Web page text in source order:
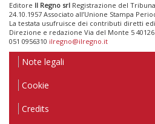
Editore Il Regno srl Registrazione del
24.10.1957 Associato all’Unione Stampa
La testata usufruisce dei contributi diretti
Direzione e redazione Via del Monte 5 40126
051 0956310 ilregno@ilregno.it
Note legali
Cookie
Credits